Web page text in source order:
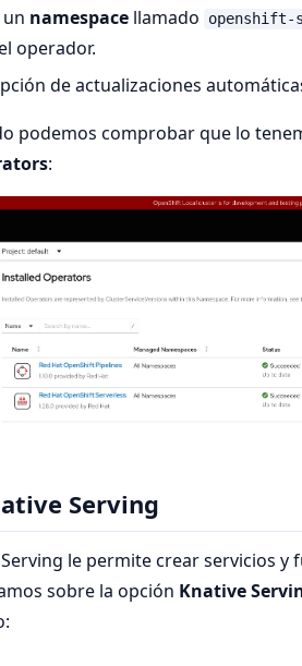
un namespace llamado openshift-
operador.
de actualizaciones
podemos comprobar que lo
:
Serving
le permite crear servicios y
sobre la opción Knative